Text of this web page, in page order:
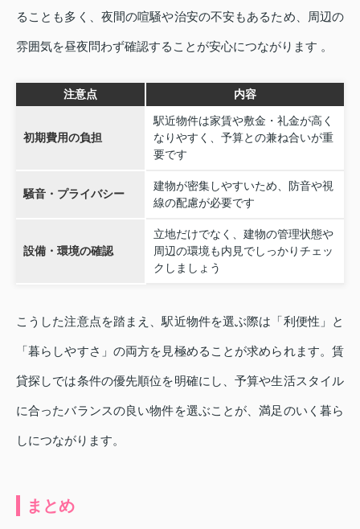
ることも多く、夜間の喧騒や治安の不安もあるため、周辺の
雰囲気を昼夜問わず確認することが安心につながります 。
注意点 内容
初期費用の負担
駅近物件は家賃や敷金・礼金が高く
なりやすく、予算との兼ね合いが重
要です
騒音・プライバシー
建物が密集しやすいため、防音や視
線の配慮が必要です
設備・環境の確認
立地だけでなく、建物の管理状態や
周辺の環境も内見でしっかりチェッ
クしましょう
こうした注意点を踏まえ、駅近物件を選ぶ際は「利便性」と
「暮らしやすさ」の両方を見極めることが求められます。賃
貸探しでは条件の優先順位を明確にし、予算や生活スタイル
に合ったバランスの良い物件を選ぶことが、満足のいく暮ら
しにつながります。
まとめ